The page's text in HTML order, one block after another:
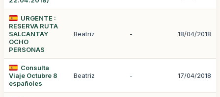
URGENTE :
RESERVA RUTA
SALCANTAY
OCHO
PERSONAS
Beatriz - 18/04/2018
Consulta
Viaje Octubre 8
españoles
Beatriz - 17/04/2018